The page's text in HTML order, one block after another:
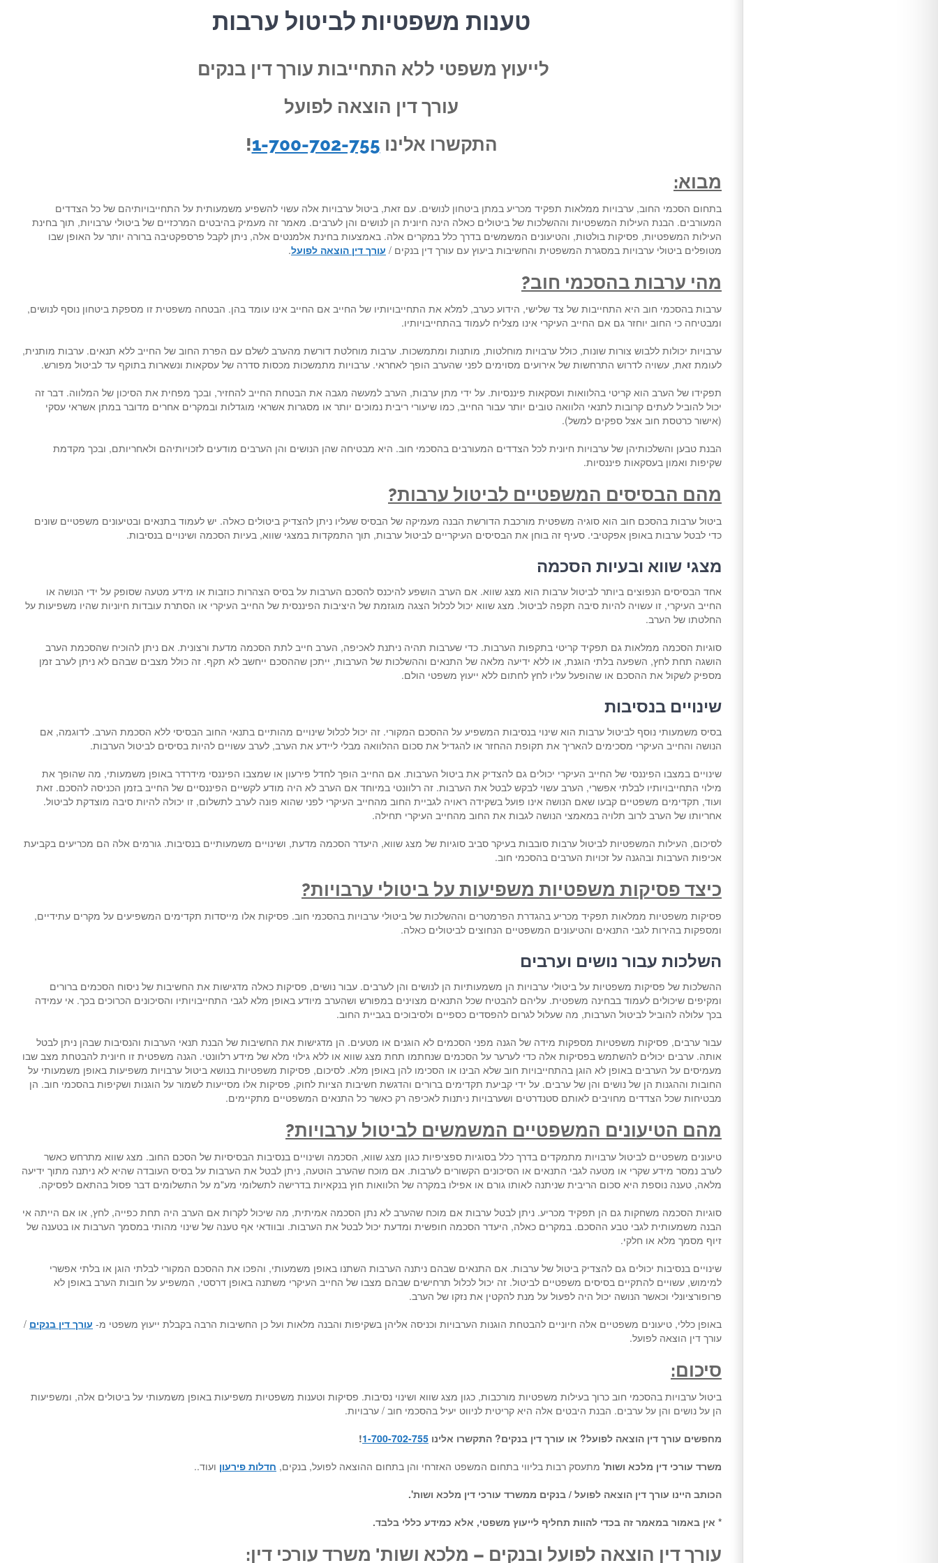
טענות משפטיות לביטול ערבות
לייעוץ משפטי ללא התחייבות עורך דין בנקים
עורך דין הוצאה לפועל
התקשרו אלינו 1-700-702-755
!
מבוא:
בתחום הסכמי החוב, ערבויות ממלאות תפקיד מכריע במתן ביטחון לנושים. עם זאת, ביטול ערבויות אלה עשוי להשפיע משמעותית על התחייבויותיהם של כל הצדדים
המעורבים. הבנת העילות המשפטיות וההשלכות של ביטולים כאלה הינה חיונית הן לנושים והן לערבים. מאמר זה מעמיק בהיבטים המרכזיים של ביטולי ערבויות, תוך בחינת
העילות המשפטיות, פסיקות בולטות, והטיעונים המשמשים בדרך כלל במקרים אלה. באמצעות בחינת אלמנטים אלה, ניתן לקבל פרספקטיבה ברורה יותר על האופן שבו
מטופלים ביטולי ערבויות במסגרת המשפטית והחשיבות ביעוץ עם עורך דין בנקים / עורך דין הוצאה לפועל.
מהי ערבות בהסכמי חוב?
ערבות בהסכמי חוב היא התחייבות של צד שלישי, הידוע כערב, למלא את התחייבויותיו של החייב אם החייב אינו עומד בהן. הבטחה משפטית זו מספקת ביטחון נוסף לנושים,
ומבטיחה כי החוב יוחזר גם אם החייב העיקרי אינו מצליח לעמוד בהתחייבויותיו.
ערבויות יכולות ללבוש צורות שונות, כולל ערבויות מוחלטות, מותנות ומתמשכות. ערבות מוחלטת דורשת מהערב לשלם עם הפרת החוב של החייב ללא תנאים. ערבות מותנית,
לעומת זאת, עשויה לדרוש התרחשות של אירועים מסוימים לפני שהערב הופך לאחראי. ערבויות מתמשכות מכסות סדרה של עסקאות ונשארות בתוקף עד לביטול מפורש.
תפקידו של הערב הוא קריטי בהלוואות ועסקאות פיננסיות. על ידי מתן ערבות, הערב למעשה מגבה את הבטחת החייב להחזיר, ובכך מפחית את הסיכון של המלווה. דבר זה
יכול להוביל לעתים קרובות לתנאי הלוואה טובים יותר עבור החייב, כמו שיעורי ריבית נמוכים יותר או מסגרות אשראי מוגדלות ובמקרים אחרים מדובר במתן אשראי עסקי
(אישור כרטסת חוב אצל ספקים למשל).
הבנת טבען והשלכותיהן של ערבויות חיונית לכל הצדדים המעורבים בהסכמי חוב. היא מבטיחה שהן הנושים והן הערבים מודעים לזכויותיהם ולאחריותם, ובכך מקדמת
שקיפות ואמון בעסקאות פיננסיות.
מהם הבסיסים המשפטיים לביטול ערבות?
ביטול ערבות בהסכם חוב הוא סוגיה משפטית מורכבת הדורשת הבנה מעמיקה של הבסיס שעליו ניתן להצדיק ביטולים כאלה. יש לעמוד בתנאים ובטיעונים משפטיים שונים
כדי לבטל ערבות באופן אפקטיבי. סעיף זה בוחן את הבסיסים העיקריים לביטול ערבות, תוך התמקדות במצגי שווא, בעיות הסכמה ושינויים בנסיבות.
מצגי שווא ובעיות הסכמה
אחד הבסיסים הנפוצים ביותר לביטול ערבות הוא מצג שווא. אם הערב הושפע להיכנס להסכם הערבות על בסיס הצהרות כוזבות או מידע מטעה שסופק על ידי הנושה או
החייב העיקרי, זו עשויה להיות סיבה תקפה לביטול. מצג שווא יכול לכלול הצגה מוגזמת של היציבות הפיננסית של החייב העיקרי או הסתרת עובדות חיוניות שהיו משפיעות על
החלטתו של הערב.
סוגיות הסכמה ממלאות גם תפקיד קריטי בתקפות הערבות. כדי שערבות תהיה ניתנת לאכיפה, הערב חייב לתת הסכמה מדעת ורצונית. אם ניתן להוכיח שהסכמת הערב
הושגה תחת לחץ, השפעה בלתי הוגנת, או ללא ידיעה מלאה של התנאים וההשלכות של הערבות, ייתכן שההסכם ייחשב לא תקף. זה כולל מצבים שבהם לא ניתן לערב זמן
מספיק לשקול את ההסכם או שהופעל עליו לחץ לחתום ללא ייעוץ משפטי הולם.
שינויים בנסיבות
בסיס משמעותי נוסף לביטול ערבות הוא שינוי בנסיבות המשפיע על ההסכם המקורי. זה יכול לכלול שינויים מהותיים בתנאי החוב הבסיסי ללא הסכמת הערב. לדוגמה, אם
הנושה והחייב העיקרי מסכימים להאריך את תקופת ההחזר או להגדיל את סכום ההלוואה מבלי ליידע את הערב, לערב עשויים להיות בסיסים לביטול הערבות.
שינויים במצבו הפיננסי של החייב העיקרי יכולים גם להצדיק את ביטול הערבות. אם החייב הופך לחדל פירעון או שמצבו הפיננסי מידרדר באופן משמעותי, מה שהופך את
מילוי התחייבויותיו לבלתי אפשרי, הערב עשוי לבקש לבטל את הערבות. זה רלוונטי במיוחד אם הערב לא היה מודע לקשיים הפיננסיים של החייב בזמן הכניסה להסכם. זאת
ועוד, תקדימים משפטיים קבעו שאם הנושה אינו פועל בשקידה ראויה לגביית החוב מהחייב העיקרי לפני שהוא פונה לערב לתשלום, זו יכולה להיות סיבה מוצדקת לביטול.
אחריותו של הערב לרוב תלויה במאמצי הנושה לגבות את החוב מהחייב העיקרי תחילה.
לסיכום, העילות המשפטיות לביטול ערבות סובבות בעיקר סביב סוגיות של מצג שווא, היעדר הסכמה מדעת, ושינויים משמעותיים בנסיבות. גורמים אלה הם מכריעים בקביעת
אכיפות הערבות ובהגנה על זכויות הערבים בהסכמי חוב.
כיצד פסיקות משפטיות משפיעות על ביטולי ערבויות?
פסיקות משפטיות ממלאות תפקיד מכריע בהגדרת הפרמטרים וההשלכות של ביטולי ערבויות בהסכמי חוב. פסיקות אלו מייסדות תקדימים המשפיעים על מקרים עתידיים,
ומספקות בהירות לגבי התנאים והטיעונים המשפטיים הנחוצים לביטולים כאלה.
השלכות עבור נושים וערבים
ההשלכות של פסיקות משפטיות על ביטולי ערבויות הן משמעותיות הן לנושים והן לערבים. עבור נושים, פסיקות כאלה מדגישות את החשיבות של ניסוח הסכמים ברורים
ומקיפים שיכולים לעמוד בבחינה משפטית. עליהם להבטיח שכל התנאים מצוינים במפורש ושהערב מיודע באופן מלא לגבי התחייבויותיו והסיכונים הכרוכים בכך. אי עמידה
בכך עלולה להוביל לביטול הערבות, מה שעלול לגרום להפסדים כספיים ולסיבוכים בגביית החוב.
עבור ערבים, פסיקות משפטיות מספקות מידה של הגנה מפני הסכמים לא הוגנים או מטעים. הן מדגישות את החשיבות של הבנת תנאי הערבות והנסיבות שבהן ניתן לבטל
אותה. ערבים יכולים להשתמש בפסיקות אלה כדי לערער על הסכמים שנחתמו תחת מצג שווא או ללא גילוי מלא של מידע רלוונטי. הגנה משפטית זו חיונית להבטחת מצב שבו
מעמיסים על הערבים באופן לא הוגן בהתחייבויות חוב שלא הבינו או הסכימו להן באופן מלא. לסיכום, פסיקות משפטיות בנושא ביטול ערבויות משפיעות באופן משמעותי על
החובות וההגנות הן של נושים והן של ערבים. על ידי קביעת תקדימים ברורים והדגשת חשיבות הציות לחוק, פסיקות אלו מסייעות לשמור על הוגנות ושקיפות בהסכמי חוב. הן
מבטיחות שכל הצדדים מחויבים לאותם סטנדרטים ושערבויות ניתנות לאכיפה רק כאשר כל התנאים המשפטיים מתקיימים.
מהם הטיעונים המשפטיים המשמשים לביטול ערבויות?
טיעונים משפטיים לביטול ערבויות מתמקדים בדרך כלל בסוגיות ספציפיות כגון מצג שווא, הסכמה ושינויים בנסיבות הבסיסיות של הסכם החוב. מצג שווא מתרחש כאשר
לערב נמסר מידע שקרי או מטעה לגבי התנאים או הסיכונים הקשורים לערבות. אם מוכח שהערב הוטעה, ניתן לבטל את הערבות על בסיס העובדה שהיא לא ניתנה מתוך ידיעה
מלאה, טענה נוספת היא סכום הריבית שניתנה לאותו גורם או אפילו במקרה של הלוואות חוץ בנקאיות בדרישה לתשלומי מע"מ על התשלומים דבר פסול בהתאם לפסיקה.
סוגיות הסכמה משחקות גם הן תפקיד מכריע. ניתן לבטל ערבות אם מוכח שהערב לא נתן הסכמה אמיתית, מה שיכול לקרות אם הערב היה תחת כפייה, לחץ, או אם הייתה אי
הבנה משמעותית לגבי טבע ההסכם. במקרים כאלה, היעדר הסכמה חופשית ומדעת יכול לבטל את הערבות. ובוודאי אף טענה של שינוי מהותי במסמך הערבות או בטענה של
זיוף מסמך מלא או חלקי.
שינויים בנסיבות יכולים גם להצדיק ביטול של ערבות. אם התנאים שבהם ניתנה הערבות השתנו באופן משמעותי, והפכו את ההסכם המקורי לבלתי הוגן או בלתי אפשרי
למימוש, עשויים להתקיים בסיסים משפטיים לביטול. זה יכול לכלול תרחישים שבהם מצבו של החייב העיקרי משתנה באופן דרסטי, המשפיע על חובות הערב באופן לא
פרופורציונלי וכאשר הנושה יכול היה לפעול על מנת להקטין את נזקו של הערב.
באופן כללי, טיעונים משפטיים אלה חיוניים להבטחת הוגנות הערבויות וכניסה אליהן בשקיפות והבנה מלאות ועל כן החשיבות הרבה בקבלת ייעוץ משפטי מ- עורך דין בנקים /
עורך דין הוצאה לפועל.
סיכום:
ביטול ערבויות בהסכמי חוב כרוך בעילות משפטיות מורכבות, כגון מצג שווא ושינוי נסיבות. פסיקות וטענות משפטיות משפיעות באופן משמעותי על ביטולים אלה, ומשפיעות
הן על נושים והן על ערבים. הבנת היבטים אלה היא קריטית לניווט יעיל בהסכמי חוב / ערבויות.
מחפשים עורך דין הוצאה לפועל? או עורך דין בנקים? התקשרו אלינו 1-700-702-755
!
משרד עורכי דין מלכא ושות' מתעסק רבות בליווי בתחום המשפט האזרחי והן בתחום ההוצאה לפועל, בנקים, חדלות פירעון ועוד..
הכותב היינו עורך דין הוצאה לפועל / בנקים ממשרד עורכי דין מלכא ושות'.
* אין באמור במאמר זה בכדי להוות תחליף לייעוץ משפטי, אלא כמידע כללי בלבד.
עורך דין הוצאה לפועל ובנקים – מלכא ושות' משרד עורכי דין: